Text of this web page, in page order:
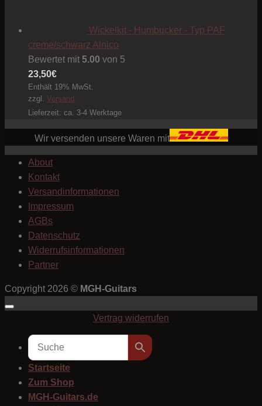
Wickelkit - Humbucker - Typ PAF
creme/schwarz Alnico
Bewertet mit 5.00 von 5
23,50€
Enthält 19% MwSt.
zzgl. Versand
Lieferzeit: ca. 3-4 Werktage
Wir versenden unsere Waren mit
About
Kontakt
Versandinformationen
Impressum
AGBs
Datenschutz
Widerrufsinformationen
Partner
Copyright 2026 © MGH-Guitars
Vertrag widerrufen
Startseite
Zum Shop
MGH-Guitars.de